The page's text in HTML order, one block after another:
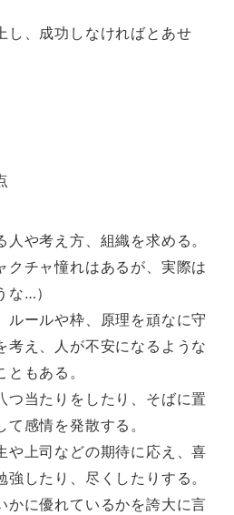
し、成功しなければとあせ
人や考え方、組織を求める。
クチャ憧れはあるが、実際は
な…）
ルールや枠、原理を頑なに守
考え、人が不安になるような
もある。
つ当たりをしたり、そばに置
感情を発散する。
や上司などの期待に応え、喜
したり、尽くしたりする。
かに優れているかを誇大に言